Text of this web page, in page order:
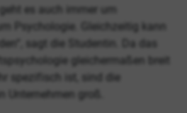
es auch immer um
Psychologie. Gleichzeitig kann
sagt die Studentin. Da das
gleichermaßen breit
spezifisch ist, sind die
Unternehmen groß.